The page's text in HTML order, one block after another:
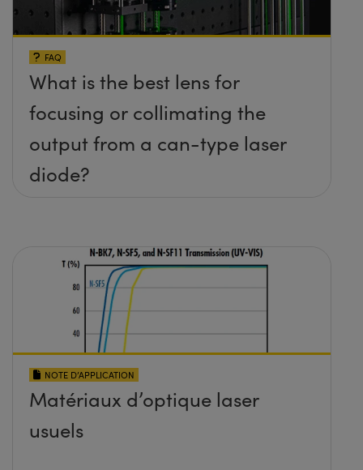
FAQ
What is the best lens for
focusing or collimating the
output from a can-type laser
diode?
NOTE D’APPLICATION
Matériaux d’optique laser
usuels